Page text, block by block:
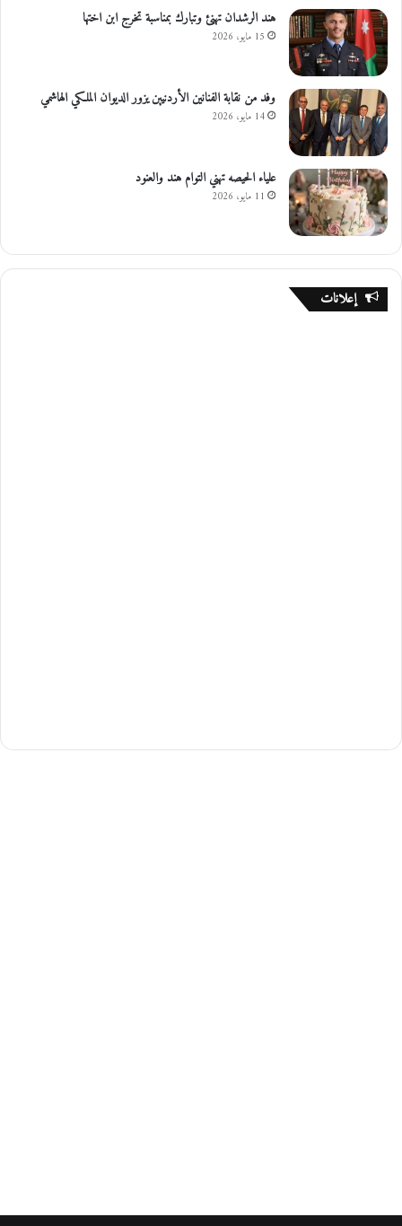
هند الرشدان تهنئ وتبارك بمناسبة تخرج ابن اختها
15 مايو، 2026
وفد من نقابة الفنانين الأردنيين يزور الديوان الملكي الهاشمي
14 مايو، 2026
علياء الحيصه تهني التوام هند والعنود
11 مايو، 2026
إعلانات